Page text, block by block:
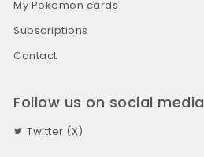
My Pokemon cards
Subscriptions
Contact
Follow us on social media
Twitter (X)